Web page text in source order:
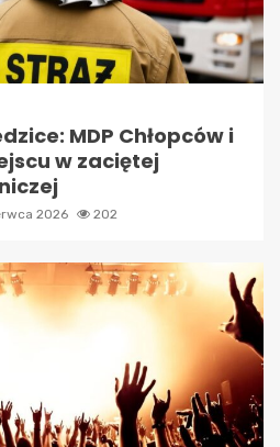
MDP Chłopców i
w zaciętej
2026 202